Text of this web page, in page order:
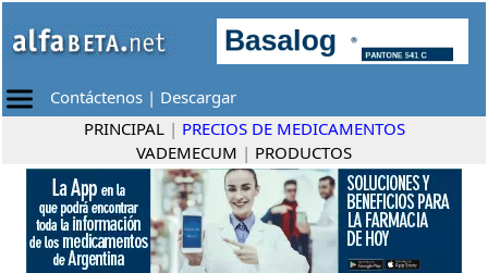
Contáctenos | Descargar
PRINCIPAL | PRECIOS DE MEDICAMENTOS
VADEMECUM | PRODUCTOS